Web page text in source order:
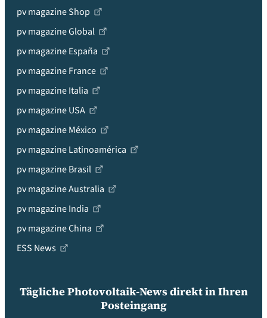
pv magazine Shop
pv magazine Global
pv magazine España
pv magazine France
pv magazine Italia
pv magazine USA
pv magazine México
pv magazine Latinoamérica
pv magazine Brasil
pv magazine Australia
pv magazine India
pv magazine China
ESS News
Tägliche Photovoltaik-News direkt in Ihren
Posteingang